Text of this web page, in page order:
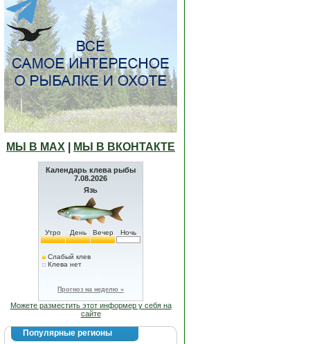
МЫ В МАХ МЫ В ВКОНТАКТЕ
Календарь клева рыбы
7.08.2026
Язь
Утро День Вечер Ночь
Слабый клев
Клева нет
Прогноз на неделю »
Можете разместить этот информер у себя на
сайте
Популярные регионы